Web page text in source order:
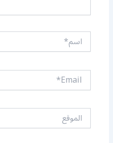
اسم*
Email*
الموقع